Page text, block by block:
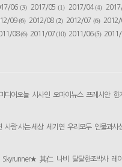
06(3) 2017/05 (1) 2017/04(4)
09(6) 2012/08 (2) 2012/07 (6)
08(6) 2011/07(10) 2011/06(5)
미디어오늘 시사인 오마이뉴스 프레시안 한
사람 사는 세상 세기연 우리모두 인물과사
Skyrunner★ 其仁 나비 달달한조박사 레